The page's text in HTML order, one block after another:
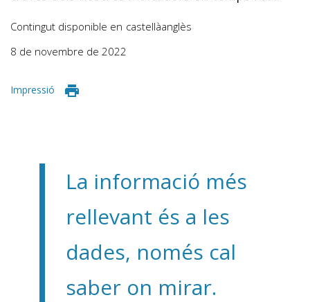
Contingut disponible en castellàanglès
8 de novembre de 2022
Impressió
La informació més
rellevant és a les
dades, només cal
saber on mirar.